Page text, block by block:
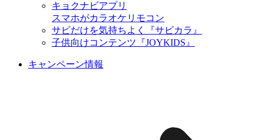
キョクナビアプリ
スマホがカラオケリモコン
サビだけを気持ちよく『サビカラ』
子供向けコンテンツ『JOYKIDS』
キャンペーン情報